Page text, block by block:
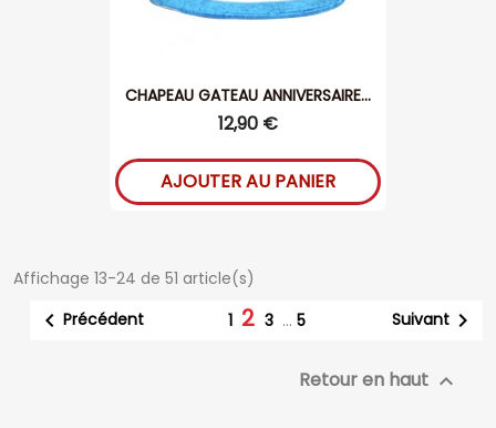
CHAPEAU GATEAU ANNIVERSAIRE...
12,90 €
AJOUTER AU PANIER
Affichage 13-24 de 51 article(s)
 Précédent 1 2 3 … 5 Suivant 
Retour en haut 